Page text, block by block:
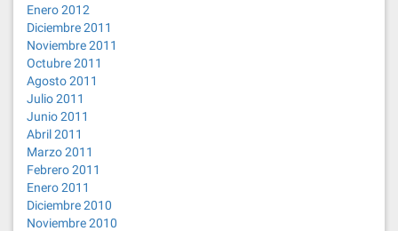
Enero 2012
Diciembre 2011
Noviembre 2011
Octubre 2011
Agosto 2011
Julio 2011
Junio 2011
Abril 2011
Marzo 2011
Febrero 2011
Enero 2011
Diciembre 2010
Noviembre 2010